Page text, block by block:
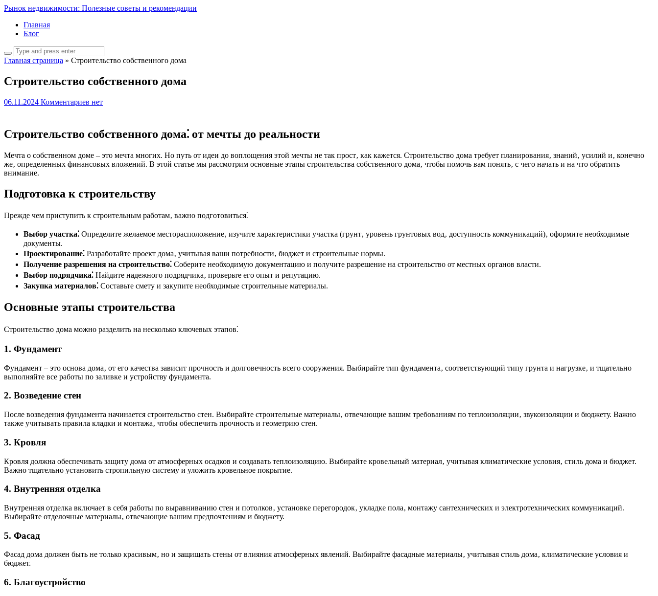
Рынок недвижимости: Полезные советы и рекомендации
Главная
Блог
Главная страница » Строительство собственного дома
Строительство собственного дома
06.11.2024 Комментариев нет
Строительство собственного дома⁚ от мечты до реальности
Мечта о собственном доме – это мечта многих. Но путь от идеи до воплощения этой мечты не так прост‚ как кажется. Строительство дома требует планирования‚ знаний‚ усилий и‚ конечно
же‚ определенных финансовых вложений. В этой статье мы рассмотрим основные этапы строительства собственного дома‚ чтобы помочь вам понять‚ с чего начать и на что обратить
внимание.
Подготовка к строительству
Прежде чем приступить к строительным работам‚ важно подготовиться⁚
Выбор участка⁚ Определите желаемое месторасположение‚ изучите характеристики участка (грунт‚ уровень грунтовых вод‚ доступность коммуникаций)‚ оформите необходимые
документы.
Проектирование⁚ Разработайте проект дома‚ учитывая ваши потребности‚ бюджет и строительные нормы.
Получение разрешения на строительство⁚ Соберите необходимую документацию и получите разрешение на строительство от местных органов власти.
Выбор подрядчика⁚ Найдите надежного подрядчика‚ проверьте его опыт и репутацию.
Закупка материалов⁚ Составьте смету и закупите необходимые строительные материалы.
Основные этапы строительства
Строительство дома можно разделить на несколько ключевых этапов⁚
1. Фундамент
Фундамент – это основа дома‚ от его качества зависит прочность и долговечность всего сооружения. Выбирайте тип фундамента‚ соответствующий типу грунта и нагрузке‚ и тщательно
выполняйте все работы по заливке и устройству фундамента.
2. Возведение стен
После возведения фундамента начинается строительство стен. Выбирайте строительные материалы‚ отвечающие вашим требованиям по теплоизоляции‚ звукоизоляции и бюджету. Важно
также учитывать правила кладки и монтажа‚ чтобы обеспечить прочность и геометрию стен.
3. Кровля
Кровля должна обеспечивать защиту дома от атмосферных осадков и создавать теплоизоляцию. Выбирайте кровельный материал‚ учитывая климатические условия‚ стиль дома и бюджет.
Важно тщательно установить стропильную систему и уложить кровельное покрытие.
4. Внутренняя отделка
Внутренняя отделка включает в себя работы по выравниванию стен и потолков‚ установке перегородок‚ укладке пола‚ монтажу сантехнических и электротехнических коммуникаций.
Выбирайте отделочные материалы‚ отвечающие вашим предпочтениям и бюджету.
5. Фасад
Фасад дома должен быть не только красивым‚ но и защищать стены от влияния атмосферных явлений. Выбирайте фасадные материалы‚ учитывая стиль дома‚ климатические условия и
бюджет.
6. Благоустройство